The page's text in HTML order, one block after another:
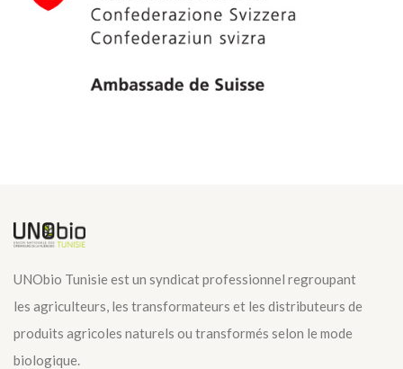
UNObio Tunisie est un syndicat professionnel regroupant
les agriculteurs, les transformateurs et les distributeurs de
produits agricoles naturels ou transformés selon le mode
biologique.